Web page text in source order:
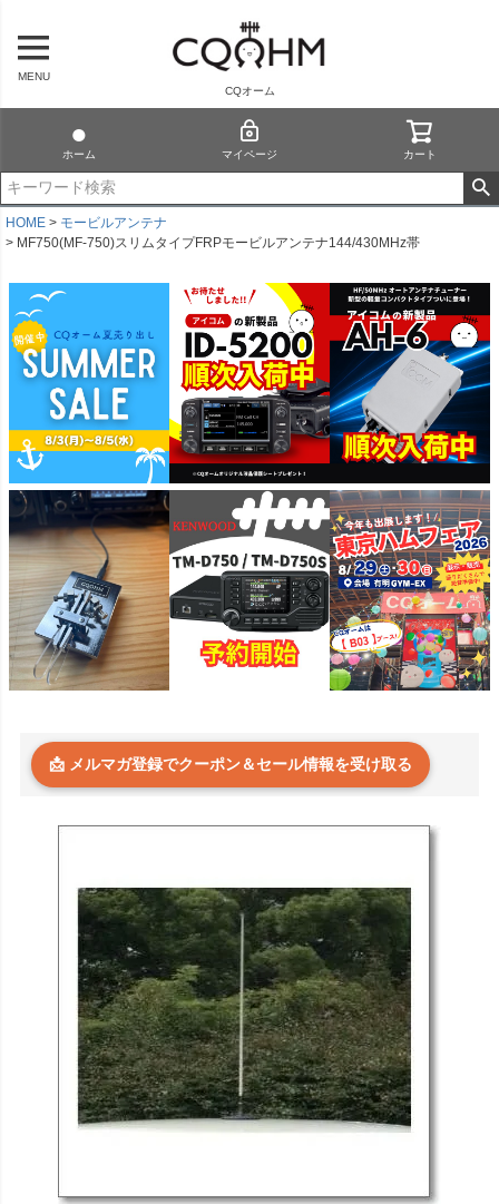
MENU
CQオーム
ホーム マイページ カート
HOME
モービルアンテナ
MF750(MF-750)スリムタイプFRPモービルアンテナ144/430MHz帯
📩 メルマガ登録でクーポン＆セール情報を受け取る